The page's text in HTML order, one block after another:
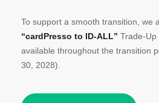
To support a smooth transition, we
“cardPresso to ID-ALL” Trade-Up
available throughout the transition
30, 2028).